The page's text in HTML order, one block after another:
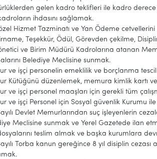
gelen kadro teklifleri ile kadro
ihdasını sağlamak.
özel Hizmet Tazminatı ve Yan Ödeme
Teşekkür, Ödül, Görevden çekilme,
ve Birim Müdürü Kadrolarına atanan
Belediye Meclisine sunmak.
ve işçi personelin emeklilik ve borçlanma
Kütüğünü düzenlemek, memura kimlik kartı
ve işçi personel maaşları için gerekli tüm
ve işçi Personel için Sosyal güvenlik Kurumu
Devlet Memurlarından suç işleyenlerin
Meclisine sunmak ve Yerel Gazetede ilan
teslim almak ve başka kurumlara
Torba kanun gereğince 8 yıl disiplin